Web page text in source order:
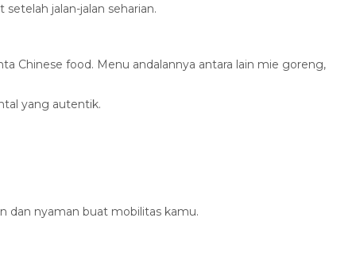
jalan-jalan seharian.
Chinese food. Menu andalannya antara lain mie goreng,
yang autentik.
dan nyaman buat mobilitas kamu.